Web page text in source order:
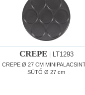
CREPE| LT1293
CREPE Ø 27 CM
SÜTŐ Ø 27 cm